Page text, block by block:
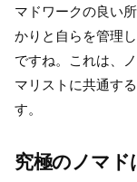
マドワークの良い
かりと自らを管理
ですね。これは、
マリストに共通す
す。
究極のノマド